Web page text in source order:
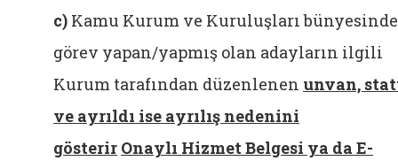
c) Kamu Kurum ve Kuruluşları bünyesinde
görev yapan/yapmış olan adayların ilgili
Kurum tarafından düzenlenen unvan,
ve ayrıldı ise ayrılış nedenini
gösterir Onaylı Hizmet Belgesi ya da E-